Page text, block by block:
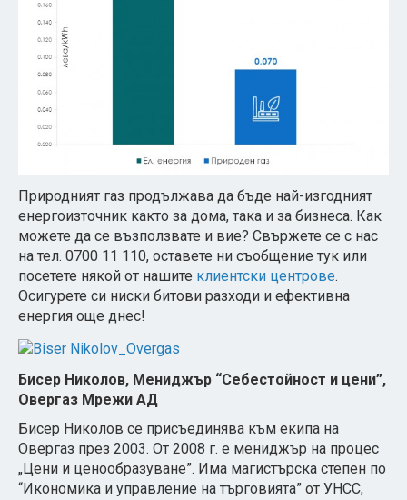
Природният газ продължава да бъде най-изгодният
енергоизточник както за дома, така и за бизнеса. Как
можете да се възползвате и вие? Свържете се с нас
на тел. 0700 11 110, оставете ни съобщение тук или
посетете някой от нашите клиентски центрове.
Осигурете си ниски битови разходи и ефективна
енергия още днес!
Бисер Николов, Мениджър “Себестойност и цени”,
Овергаз Мрежи АД
Бисер Николов се присъединява към екипа на
Овергаз през 2003. От 2008 г. е мениджър на процес
„Цени и ценообразуване”. Има магистърска степен по
“Икономика и управление на търговията” от УНСС,